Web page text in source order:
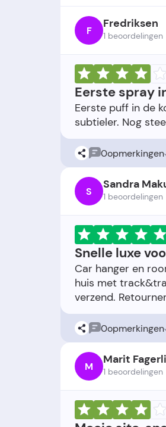
F Fredriksen
1 beoordelingen
Eerste spray
Eerste puff in de
0opmerkingen
S Sandra
1 beoordelingen
Snelle luxe
Car hanger en
huis met
0opmerkingen
M Marit Fagerli
1 beoordelingen